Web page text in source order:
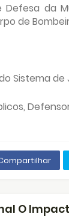
Defesa da
de
Sistema de
O